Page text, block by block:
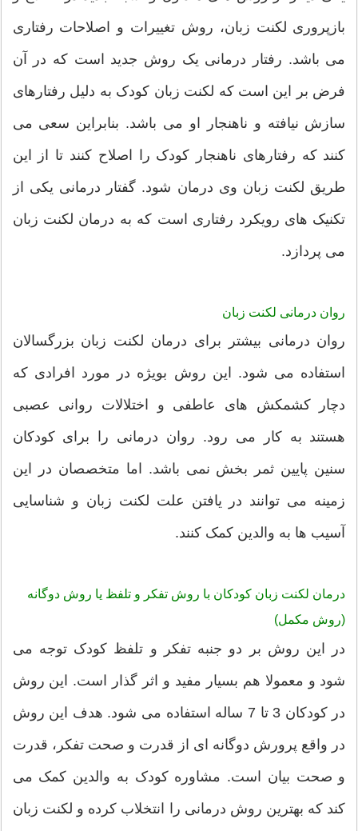
بازپروری لکنت زبان، روش تغییرات و اصلاحات رفتاری
می باشد. رفتار درمانی یک روش جدید است که در آن
فرض بر این است که لکنت زبان کودک به دلیل رفتارهای
سازش نیافته و ناهنجار او می باشد. بنابراین سعی می
کنند که رفتارهای ناهنجار کودک را اصلاح کنند تا از این
طریق لکنت زبان وی درمان شود. گفتار درمانی یکی از
تکنیک های رویکرد رفتاری است که به درمان لکنت زبان
می پردازد.
روان درمانی لکنت زبان
روان درمانی بیشتر برای درمان لکنت زبان بزرگسالان
استفاده می شود. این روش بویژه در مورد افرادی که
دچار کشمکش های عاطفی و اختلالات روانی عصبی
هستند به کار می رود. روان درمانی را برای کودکان
سنین پایین ثمر بخش نمی باشد. اما متخصصان در این
زمینه می توانند در یافتن علت لکنت زبان و شناسایی
آسیب ها به والدین کمک کنند.
درمان لکنت زبان کودکان با روش تفکر و تلفظ یا روش دوگانه
(روش مکمل)
در این روش بر دو جنبه تفکر و تلفظ کودک توجه می
شود و معمولا هم بسیار مفید و اثر گذار است. این روش
در کودکان 3 تا 7 ساله استفاده می شود. هدف این روش
در واقع پرورش دوگانه ای از قدرت و صحت تفکر، قدرت
و صحت بیان است. مشاوره کودک به والدین کمک می
کند که بهترین روش درمانی را انتخلاب کرده و لکنت زبان